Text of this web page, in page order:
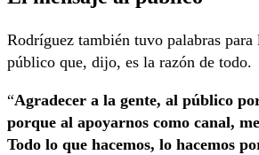
Rodríguez también tuvo palabras
público que, dijo, es la razón de todo.
“Agradecer a la gente, al público
porque al apoyarnos como canal,
Todo lo que hacemos, lo hacemos